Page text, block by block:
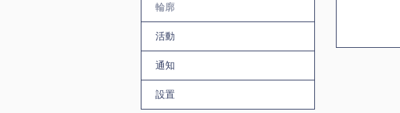
輪廓
活動
通知
設置